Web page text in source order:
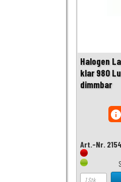
Halogen
klar 980
dimmbar
Art.-Nr.